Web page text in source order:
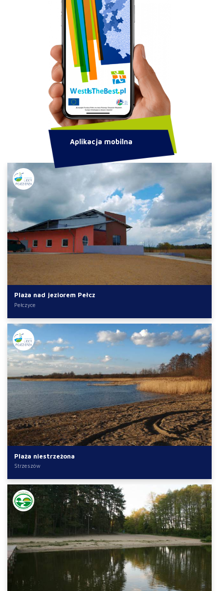
Plaża nad jeziorem Pełcz
Pełczyce
Plaża niestrzeżona
Strzeszów
Aplikacja mobilna